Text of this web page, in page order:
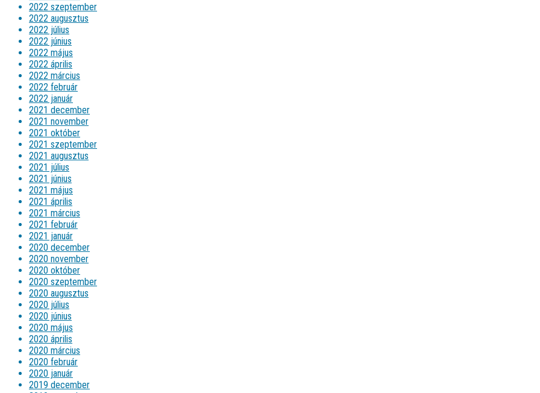
2022 szeptember
2022 augusztus
2022 július
2022 június
2022 május
2022 április
2022 március
2022 február
2022 január
2021 december
2021 november
2021 október
2021 szeptember
2021 augusztus
2021 július
2021 június
2021 május
2021 április
2021 március
2021 február
2021 január
2020 december
2020 november
2020 október
2020 szeptember
2020 augusztus
2020 július
2020 június
2020 május
2020 április
2020 március
2020 február
2020 január
2019 december